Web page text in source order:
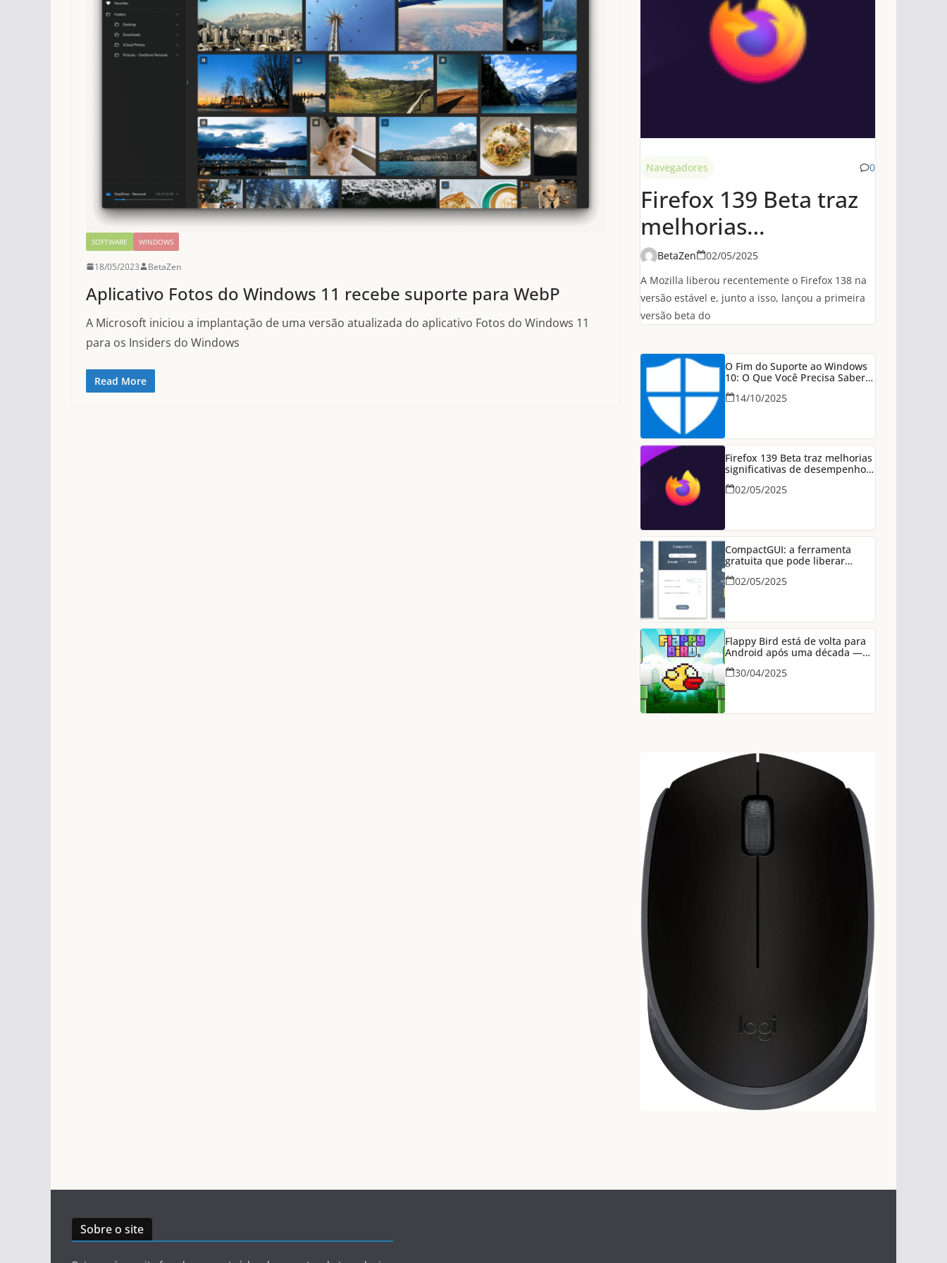
SOFTWARE WINDOWS
18/05/2023 BetaZen
Aplicativo Fotos do Windows 11 recebe suporte para WebP
A Microsoft iniciou a implantação de uma versão atualizada do aplicativo Fotos do Windows 11
para os Insiders do Windows
Read More
Navegadores 0
Firefox 139 Beta traz
melhorias
significativas de
desempenho em
conexões HTTP/3
BetaZen
02/05/2025
A Mozilla liberou recentemente o Firefox 138 na
versão estável e, junto a isso, lançou a primeira
versão beta do
O Fim do Suporte ao Windows
10: O Que Você Precisa Saber
Para Manter Seu PC Seguro
14/10/2025
Firefox 139 Beta traz melhorias
significativas de desempenho
em conexões HTTP/3
02/05/2025
CompactGUI: a ferramenta
gratuita que pode liberar
dezenas de GB no seu PC
02/05/2025
Flappy Bird está de volta para
Android após uma década —
agora na Epic Games Store
30/04/2025
Sobre o site